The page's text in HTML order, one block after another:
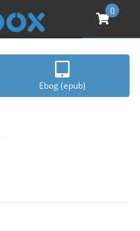
0
Ebog (epub)